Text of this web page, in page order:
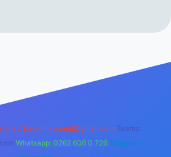
mail: backlinkpaneli@gmail.com Teams:
Whatsapp: 0262 606 0 726 Telegram: